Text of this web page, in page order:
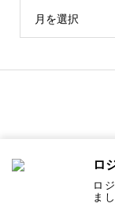
月を選択
ロ
ロ
ま